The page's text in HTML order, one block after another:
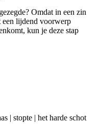
Omdat in een zin
een lijdend voorwerp
kun je deze stap
| stopte | het harde schot